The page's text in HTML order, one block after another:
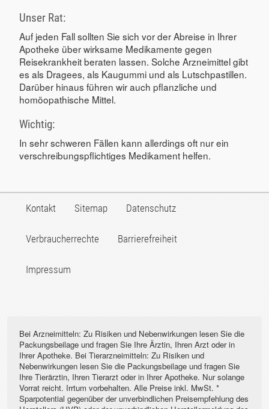
Unser Rat:
Auf jeden Fall sollten Sie sich vor der Abreise in Ihrer
Apotheke über wirksame Medikamente gegen
Reisekrankheit beraten lassen. Solche Arzneimittel gibt
es als Dragees, als Kaugummi und als Lutschpastillen.
Darüber hinaus führen wir auch pflanzliche und
homöopathische Mittel.
Wichtig:
In sehr schweren Fällen kann allerdings oft nur ein
verschreibungspflichtiges Medikament helfen.
Kontakt Sitemap Datenschutz
Verbraucherrechte Barrierefreiheit
Impressum
Bei Arzneimitteln: Zu Risiken und Nebenwirkungen lesen Sie die
Packungsbeilage und fragen Sie Ihre Ärztin, Ihren Arzt oder in
Ihrer Apotheke. Bei Tierarzneimitteln: Zu Risiken und
Nebenwirkungen lesen Sie die Packungsbeilage und fragen Sie
Ihre Tierärztin, Ihren Tierarzt oder in Ihrer Apotheke. Nur solange
Vorrat reicht. Irrtum vorbehalten. Alle Preise inkl. MwSt. *
Sparpotential gegenüber der unverbindlichen Preisempfehlung des